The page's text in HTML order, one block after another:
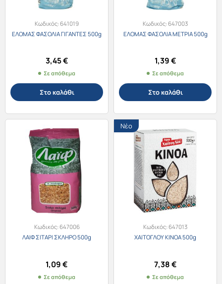
Κωδικός:641019
ΕΛΟΜΑΣ ΦΑΣΟΛΙΑ ΓΙΓΑΝΤΕΣ 500g
3,45€
Σε απόθεμα
Στο καλάθι
Κωδικός:647003
ΕΛΟΜΑΣ ΦΑΣΟΛΙΑ ΜΕΤΡΙΑ 500g
1,39€
Σε απόθεμα
Στο καλάθι
Κωδικός:647006
ΛΑΙΦ ΣΙΤΑΡΙ ΣΚΛΗΡΟ 500g
1,09€
Σε απόθεμα
Νέο
Κωδικός:647013
ΧΑΙΤΟΓΛΟΥ ΚΙΝΟΑ 500g
7,38€
Σε απόθεμα